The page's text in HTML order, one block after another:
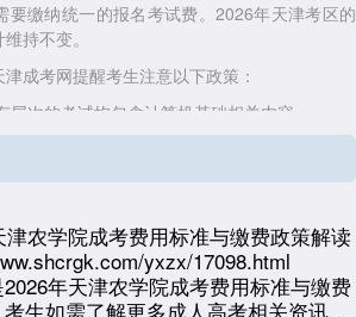
缴纳统一的报名考试费。2026年天津考区的
持不变。
考网提醒考生注意以下政策：
次的考试均包含计算机基础相关内容。
别复习相应科目。
格审核的考生，可直接在报名系统完成缴
缴费视为自动放弃报名，费用不予退还。
成考报名入口与流程
名时间预计在9月上旬启动。为了方便广大
津农学院成考费用标准与缴费政策解读
yxzx/17098.html
年天津农学院成考费用标准与缴费
生如需了解更多成人高考相关资讯，